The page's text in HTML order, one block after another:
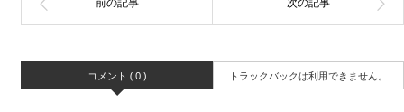
コメント ( 0 ) トラックバックは利用できません。